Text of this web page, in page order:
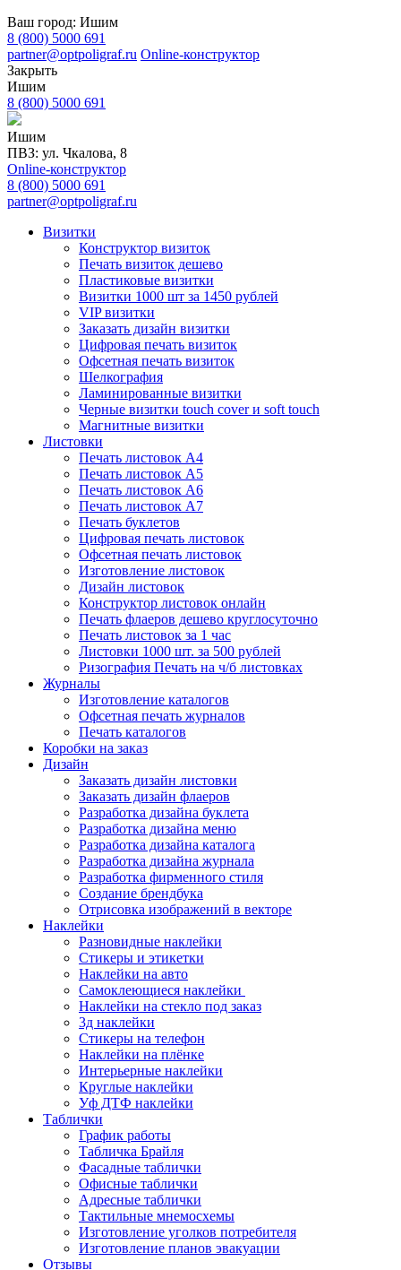
Ваш город: Ишим
8 (800) 5000 691
partner@optpoligraf.ru Online-конструктор
Закрыть
Ишим
8 (800) 5000 691
Ишим
ПВЗ: ул. Чкалова, 8
Online-конструктор
8 (800) 5000 691
partner@optpoligraf.ru
Визитки
Конструктор визиток
Печать визиток дешево
Пластиковые визитки
Визитки 1000 шт за 1450 рублей
VIP визитки
Заказать дизайн визитки
Цифровая печать визиток
Офсетная печать визиток
Шелкография
Ламинированные визитки
Черные визитки touch cover и soft touch
Магнитные визитки
Листовки
Печать листовок А4
Печать листовок А5
Печать листовок А6
Печать листовок А7
Печать буклетов
Цифровая печать листовок
Офсетная печать листовок
Изготовление листовок
Дизайн листовок
Конструктор листовок онлайн
Печать флаеров дешево круглосуточно
Печать листовок за 1 час
Листовки 1000 шт. за 500 рублей
Ризография Печать на ч/б листовках
Журналы
Изготовление каталогов
Офсетная печать журналов
Печать каталогов
Коробки на заказ
Дизайн
Заказать дизайн листовки
Заказать дизайн флаеров
Разработка дизайна буклета
Разработка дизайна меню
Разработка дизайна каталога
Разработка дизайна журнала
Разработка фирменного стиля
Создание брендбука
Отрисовка изображений в векторе
Наклейки
Разновидные наклейки
Стикеры и этикетки
Наклейки на авто
Самоклеющиеся наклейки
Наклейки на стекло под заказ
3д наклейки
Cтикеры на телефон
Наклейки на плёнке
Интерьерные наклейки
Круглые наклейки
Уф ДТФ наклейки
Таблички
График работы
Табличка Брайля
Фасадные таблички
Офисные таблички
Адресные таблички
Тактильные мнемосхемы
Изготовление уголков потребителя
Изготовление планов эвакуации
Отзывы